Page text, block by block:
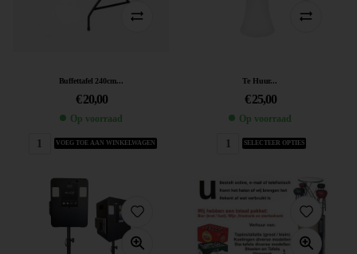
Buffettafel 240cm...
€20,00
Op voorraad
VOEG TOE AAN WINKELWAGEN
Te Huur...
€25,00
Op voorraad
SELECTEER OPTIES